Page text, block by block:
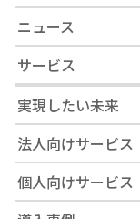
ニュース
サービス
実現したい未来
法人向けサービス
個人向けサービス